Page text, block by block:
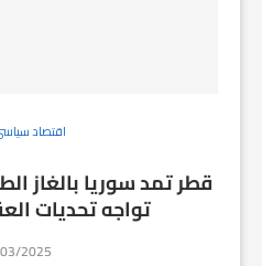
اقتصاد
قطر تمد سوريا بالغاز
تواجه تحديات
2025